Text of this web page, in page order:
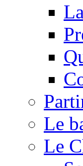
Le
Le